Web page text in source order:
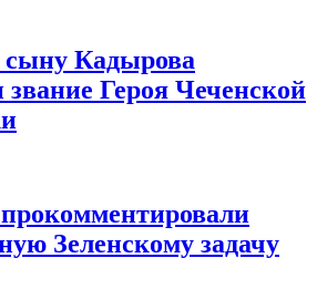
Кадырова
звание Героя Чеченской
Зеленскому задачу